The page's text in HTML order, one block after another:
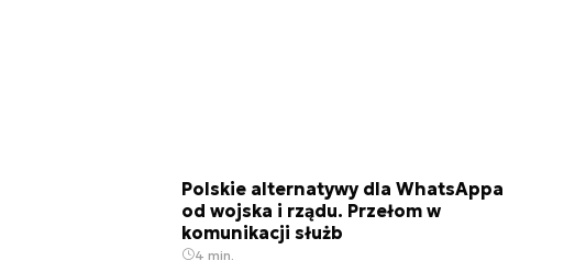
Polskie alternatywy dla WhatsAppa
od wojska i rządu. Przełom w
komunikacji służb
4 min.